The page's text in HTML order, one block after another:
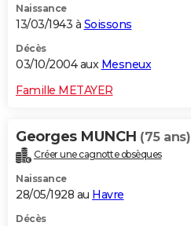
Naissance
13/03/1943 à Soissons
Décès
03/10/2004 aux Mesneux
Famille METAYER
Georges MUNCH (75 ans)
Créer une cagnotte obsèques
Naissance
28/05/1928 au Havre
Décès